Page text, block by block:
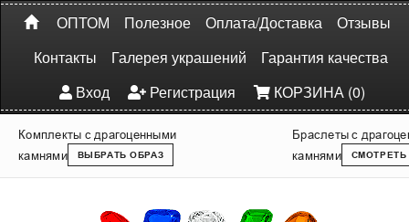
ОПТОМ Полезное Оплата/Доставка
Отзывы
Контакты
Галерея украшений
Гарантия качества
Вход
Регистрация КОРЗИНА (0)
Комплекты с драгоценными
камнями
ВЫБРАТЬ ОБРАЗ
Браслеты с
камнями
СМОТРЕТЬ